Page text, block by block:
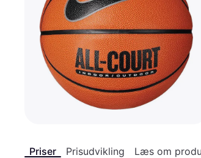
Priser Prisudvikling Læs om